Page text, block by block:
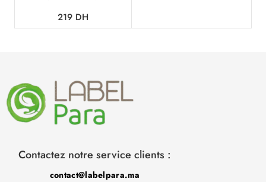
219 DH
Contactez notre service clients :
contact@labelpara.ma